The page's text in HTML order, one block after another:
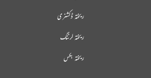
ریختہ ڈکشنری
ریختہ لرننگ
ریختہ بکس